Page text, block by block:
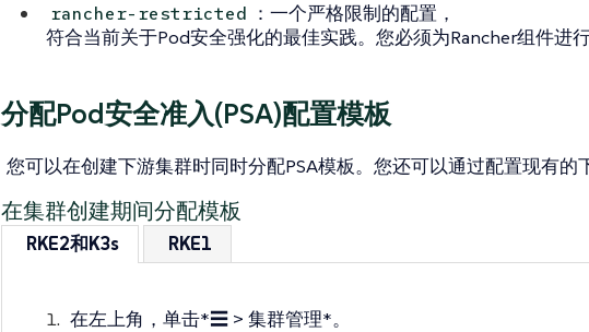
rancher-restricted ：一个严格限制的配置，
符合当前关于Pod安全强化的最佳实践。您必须为Rancher组件进
分配Pod安全准入(PSA)配置模板
您可以在创建下游集群时同时分配PSA模板。您还可以通过配置现有的
在集群创建期间分配模板
RKE2和K3s RKE1
在左上角，单击*☰ > 集群管理*。